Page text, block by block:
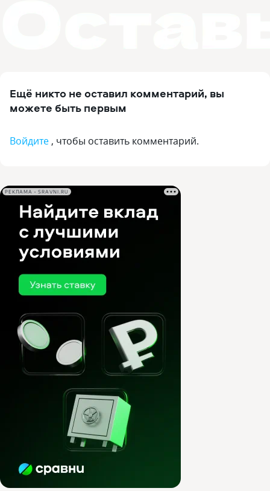
Ещё никто не оставил комментарий, вы
можете быть первым
Войдите , чтобы оставить комментарий.
РЕКЛАМА • SRAVNI.RU